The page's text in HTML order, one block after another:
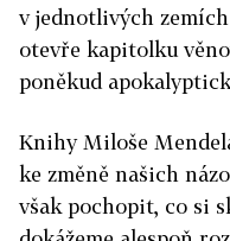
v jednotlivých
otevře kapitolku
poněkud
Knihy Miloše
ke změně našich
však pochopit, co si